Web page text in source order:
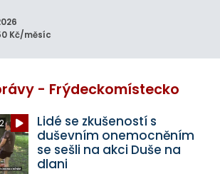
Kč/měsíc
- Frýdeckomístecko
Lidé se zkušeností s
duševním onemocněním
se sešli na akci Duše na
dlani